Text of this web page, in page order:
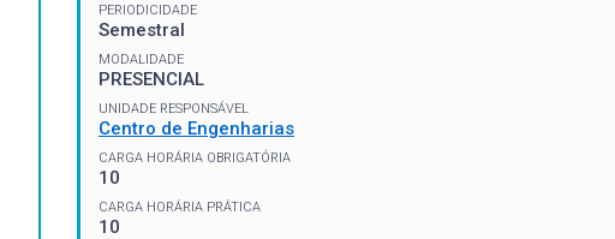
PERIODICIDADE
Semestral
MODALIDADE
PRESENCIAL
UNIDADE RESPONSÁVEL
Centro de Engenharias
CARGA HORÁRIA OBRIGATÓRIA
10
CARGA HORÁRIA PRÁTICA
10